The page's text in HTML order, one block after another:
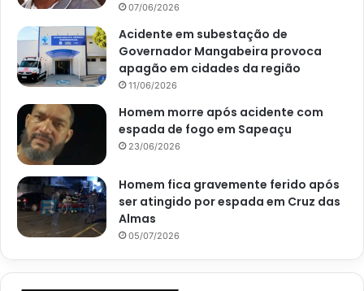
07/06/2026
Acidente em subestação de
Governador Mangabeira provoca
apagão em cidades da região
11/06/2026
Homem morre após acidente com
espada de fogo em Sapeaçu
23/06/2026
Homem fica gravemente ferido após
ser atingido por espada em Cruz das
Almas
05/07/2026